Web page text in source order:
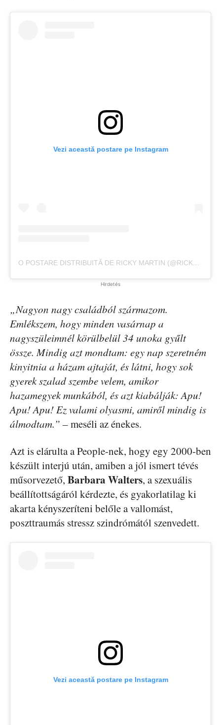
Vezi această postare pe Instagram
O POSTARE DISTRIBUITĂ DE RICKY MARTIN (@RICKY_MARTIN)
Hirdetés
„Nagyon nagy családból származom.
Emlékszem, hogy minden vasárnap a
nagyszüleimnél körülbelül 34 unoka gyűlt
össze. Mindig azt mondtam: egy nap szeretném
kinyitnia a házam ajtaját, és látni, hogy sok
gyerek szalad szembe velem, amikor
hazamegyek munkából, és azt kiabálják: Apu!
Apu! Apu! Ez valami olyasmi, amiről mindig is
álmodtam.” – meséli az énekes.
Azt is elárulta a People-nek, hogy egy 2000-ben
készült interjú után, amiben a jól ismert tévés
műsorvezető, Barbara Walters, a szexuális
beállítottságáról kérdezte, és gyakorlatilag ki
akarta kényszeríteni belőle a vallomást,
poszttraumás stressz szindrómától szenvedett.
Vezi această postare pe Instagram